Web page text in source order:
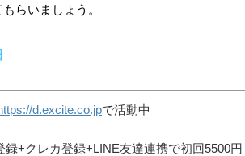
らいましょう。
d.excite.co.jpで活動中
録+クレカ登録+LINE友達連携で初回5500円